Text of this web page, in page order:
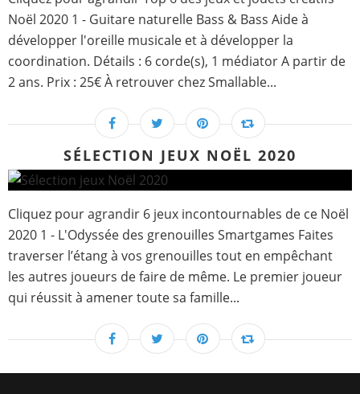
Noël 2020 1 - Guitare naturelle Bass & Bass Aide à
développer l'oreille musicale et à développer la
coordination. Détails : 6 corde(s), 1 médiator A partir de
2 ans. Prix : 25€ À retrouver chez Smallable...
SÉLECTION JEUX NOËL 2020
Cliquez pour agrandir 6 jeux incontournables de ce Noël
2020 1 - L'Odyssée des grenouilles Smartgames Faites
traverser l’étang à vos grenouilles tout en empêchant
les autres joueurs de faire de même. Le premier joueur
qui réussit à amener toute sa famille...